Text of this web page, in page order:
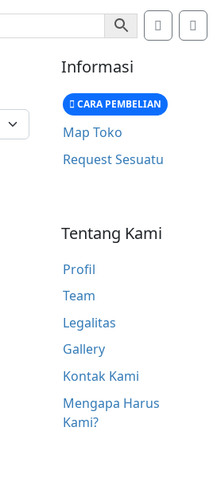
Account
Informasi
CARA PEMBELIAN
Map Toko
Request Sesuatu
Tentang Kami
Profil
Team
Legalitas
Gallery
Kontak Kami
Mengapa Harus
Kami?